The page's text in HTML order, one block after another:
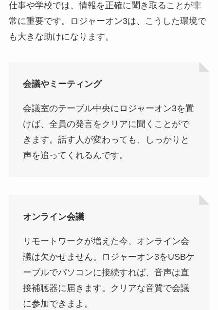
仕事や学校では、情報を正確に聞き取ることが非
常に重要です。ロジャーオン3は、こうした環境で
も大きな助けになります。
会議やミーティング
会議室のテーブル中央にロジャーオン3を置
けば、全員の発言をクリアに聞くことがで
きます。話す人が変わっても、しっかりと
声を追ってくれるんです。
オンライン会議
リモートワークが増えた今、オンライン会
議は欠かせません。ロジャーオン3をUSBケ
ーブルでパソコンに接続すれば、音声は直
接補聴器に届きます。クリアな音質で会議
に参加できまよ。